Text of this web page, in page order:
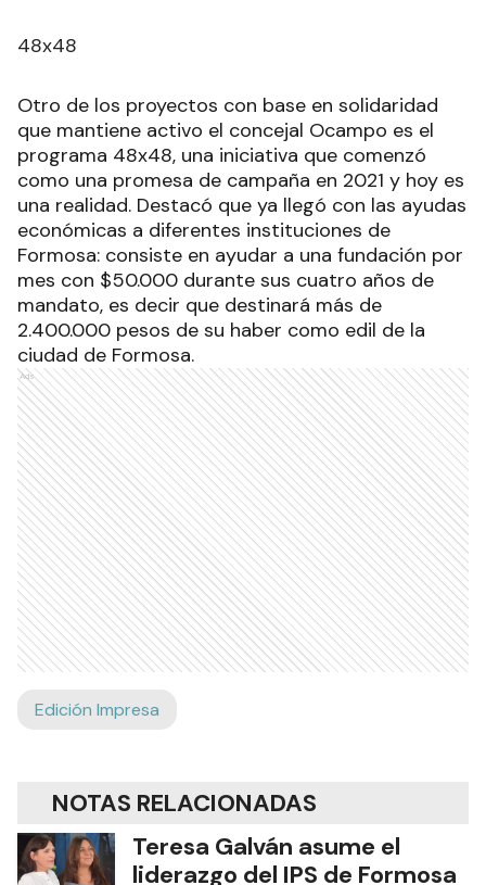
48x48
Otro de los proyectos con base en solidaridad
que mantiene activo el concejal Ocampo es el
programa 48x48, una iniciativa que comenzó
como una promesa de campaña en 2021 y hoy es
una realidad. Destacó que ya llegó con las ayudas
económicas a diferentes instituciones de
Formosa: consiste en ayudar a una fundación por
mes con $50.000 durante sus cuatro años de
mandato, es decir que destinará más de
2.400.000 pesos de su haber como edil de la
ciudad de Formosa.
Ads
Edición Impresa
NOTAS RELACIONADAS
Teresa Galván asume el
liderazgo del IPS de Formosa